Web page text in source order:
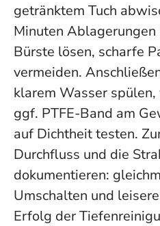
getränktem Tuch
Minuten
Bürste lösen, scharfe
vermeiden.
klarem Wasser
ggf. PTFE-Band am
auf Dichtheit testen.
Durchfluss und die
dokumentieren:
Umschalten und
Erfolg der